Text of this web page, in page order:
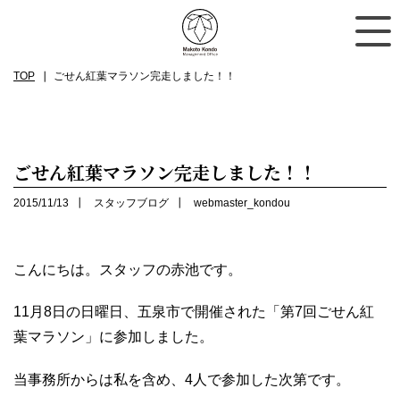
TOP ごせん紅葉マラソン完走しました！！
ごせん紅葉マラソン完走しました！！
2015/11/13 スタッフブログ webmaster_kondou
こんにちは。スタッフの赤池です。
11月8日の日曜日、五泉市で開催された「第7回ごせん紅
葉マラソン」に参加しました。
当事務所からは私を含め、4人で参加した次第です。